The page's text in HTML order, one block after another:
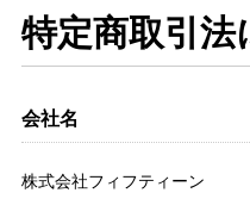
特定商取引法
会社名
株式会社フィフティーン